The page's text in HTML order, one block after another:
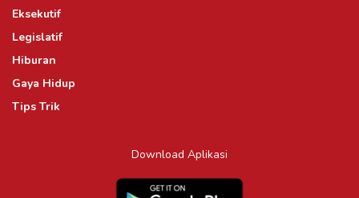
Eksekutif
Legislatif
Hiburan
Gaya Hidup
Tips Trik
Download Aplikasi